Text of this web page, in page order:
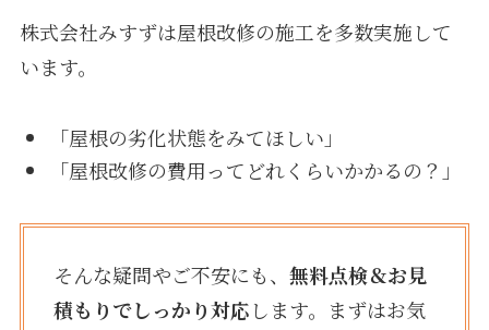
株式会社みすずは屋根改修の施工を多数実施して
います。
「屋根の劣化状態をみてほしい」
「屋根改修の費用ってどれくらいかかるの？」
そんな疑問やご不安にも、 無料点検＆お見
積もりでしっかり対応します。まずはお気